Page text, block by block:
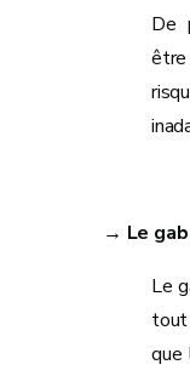
De
→ Le
Le
tout
que